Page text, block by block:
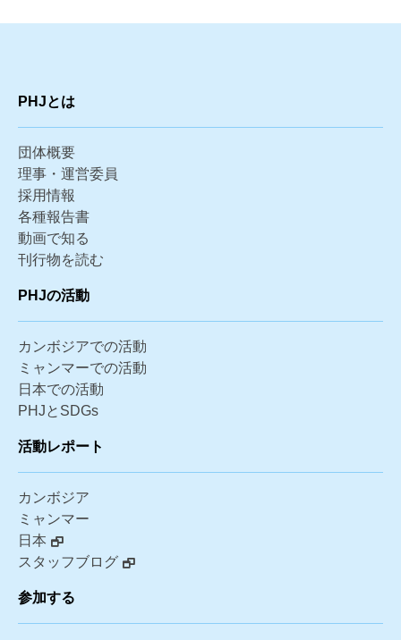
PHJとは
団体概要
理事・運営委員
採用情報
各種報告書
動画で知る
刊行物を読む
PHJの活動
カンボジアでの活動
ミャンマーでの活動
日本での活動
PHJとSDGs
活動レポート
カンボジア
ミャンマー
日本
スタッフブログ
参加する